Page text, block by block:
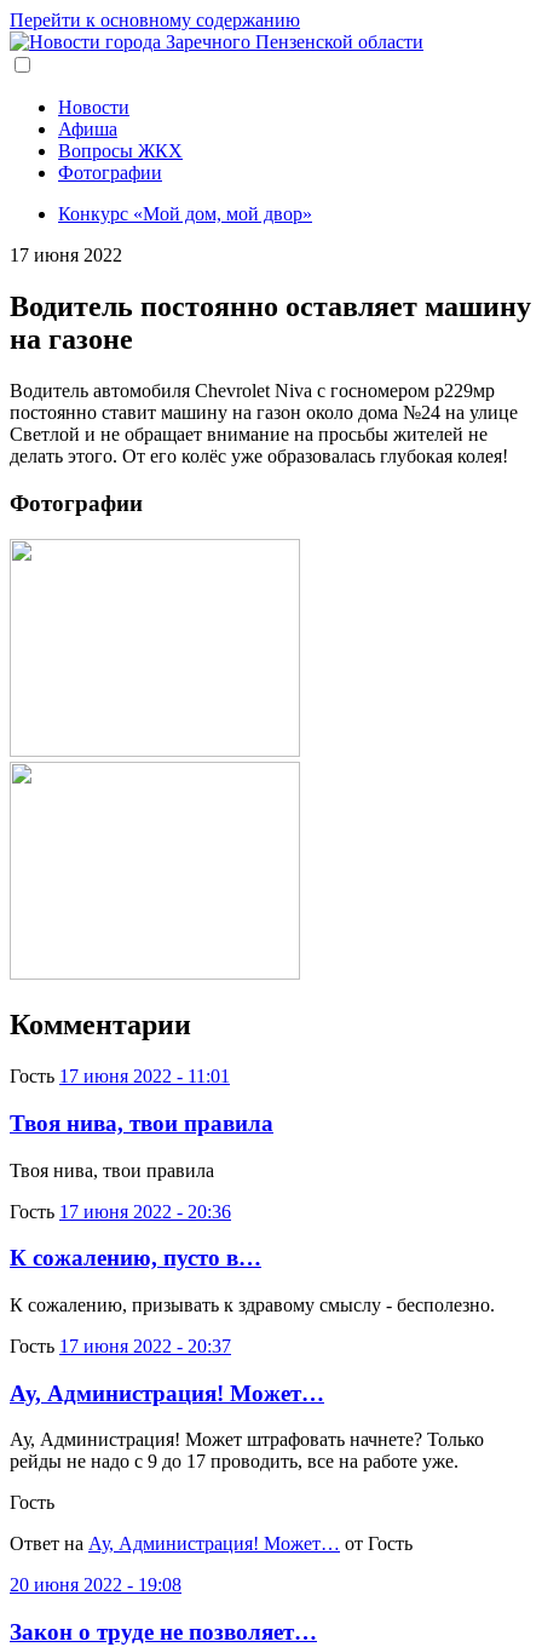
Перейти к основному содержанию
Новости
Афиша
Вопросы ЖКХ
Фотографии
Конкурс «Мой дом, мой двор»
17 июня 2022
Водитель постоянно оставляет машину
на газоне
Водитель автомобиля Chevrolet Niva с госномером р229мр
постоянно ставит машину на газон около дома №24 на улице
Светлой и не обращает внимание на просьбы жителей не
делать этого. От его колёс уже образовалась глубокая колея!
Фотографии
Комментарии
Гость 17 июня 2022 - 11:01
Твоя нива, твои правила
Твоя нива, твои правила
Гость 17 июня 2022 - 20:36
К сожалению, пусто в…
К сожалению, призывать к здравому смыслу - бесполезно.
Гость 17 июня 2022 - 20:37
Ау, Администрация! Может…
Ау, Администрация! Может штрафовать начнете? Только
рейды не надо с 9 до 17 проводить, все на работе уже.
Гость
Ответ на Ау, Администрация! Может… от Гость
20 июня 2022 - 19:08
Закон о труде не позволяет…